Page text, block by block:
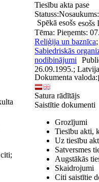
Tiesību akta pase
Nosaukums:
Statuss:
Spēkā esošs esošs
Pieņemts:
Tēma:
Reliģija un baznīca;
Sabiedriskās
nodibinājumi
26.09.1995.;
Dokumenta valoda:
Satura rādītājs
Saistītie dokumenti
Grozījumi
Tiesību akti,
Uz tiesību
Satversmes
Augstākās
Skaidrojumi
Citi saistītie